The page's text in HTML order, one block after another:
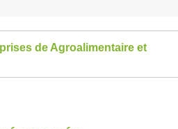
de Agroalimentaire et